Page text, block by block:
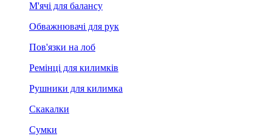
М'ячі для балансу
Обважнювачі для рук
Пов'язки на лоб
Ремінці для килимків
Рушники для килимка
Скакалки
Сумки